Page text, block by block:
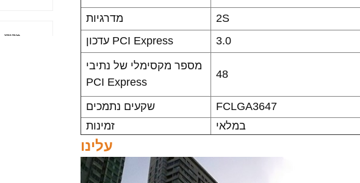
מדרגיות
2S
עדכון PCI Express
3.0
מספר מקסימלי של נתיבי
PCI Express
48
שקעים נתמכים
FCLGA3647
זמינות
במלאי
עלינו